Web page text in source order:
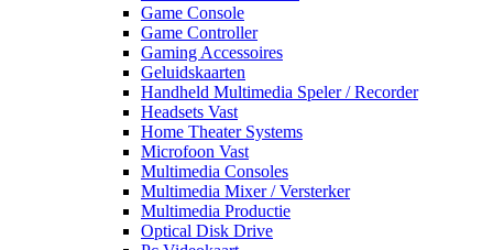
Game Console
Game Controller
Gaming Accessoires
Geluidskaarten
Handheld Multimedia Speler / Recorder
Headsets Vast
Home Theater Systems
Microfoon Vast
Multimedia Consoles
Multimedia Mixer / Versterker
Multimedia Productie
Optical Disk Drive